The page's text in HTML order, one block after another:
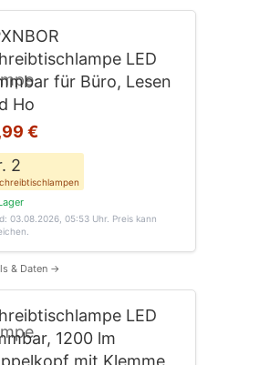
LED
für Büro, Lesen
Ho
€
2
03.08.2026, 05:53 Uhr. Preis kann
& Daten →
LED
1200 lm